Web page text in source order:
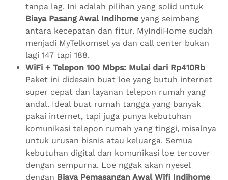
tanpa lag. Ini adalah pilihan yang solid untuk
Biaya Pasang Awal Indihome yang seimbang
antara kecepatan dan fitur. MyIndiHome sudah
menjadi MyTelkomsel ya dan call center bukan
lagi 147 tapi 188.
WiFi + Telepon 100 Mbps: Mulai dari Rp410Rb
Paket ini didesain buat loe yang butuh internet
super cepat dan layanan telepon rumah yang
andal. Ideal buat rumah tangga yang banyak
pakai internet, tapi juga punya kebutuhan
komunikasi telepon rumah yang tinggi, misalnya
untuk urusan bisnis atau keluarga. Semua
kebutuhan digital dan komunikasi loe tercover
dengan sempurna. Loe nggak akan nyesel
dengan Biaya Pemasangan Awal Wifi Indihome